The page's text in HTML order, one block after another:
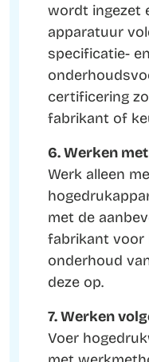
wordt ingezet
apparatuur
specificatie- en
certificering
fabrikant of
6. Werken
Werk alleen
met de
fabrikant voor
onderhoud
deze op.
7. Werken
Voer